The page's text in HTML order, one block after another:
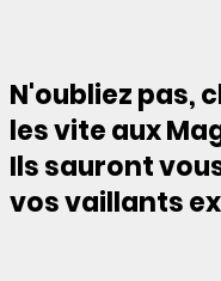
N'oubliez pas,
les vite aux
Ils sauront
vos vaillants